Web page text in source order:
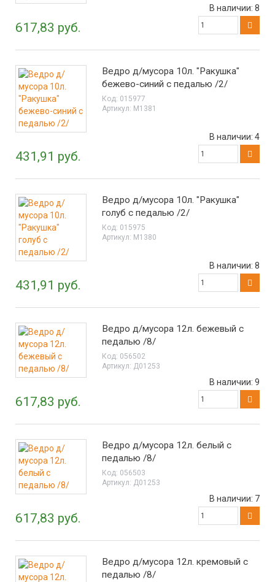
617,83 руб.
В наличии: 8
Ведро д/мусора 10л. "Ракушка"
бежево-синий с педалью /2/
Код: 015977
Артикул: М1381
431,91 руб.
В наличии: 4
Ведро д/мусора 10л. "Ракушка"
голуб с педалью /2/
Код: 015975
Артикул: М1380
431,91 руб.
В наличии: 8
Ведро д/мусора 12л. бежевый с
педалью /8/
Код: 056502
Артикул: Д01253
617,83 руб.
В наличии: 9
Ведро д/мусора 12л. белый с
педалью /8/
Код: 056503
Артикул: Д01253
617,83 руб.
В наличии: 7
Ведро д/мусора 12л. кремовый с
педалью /8/